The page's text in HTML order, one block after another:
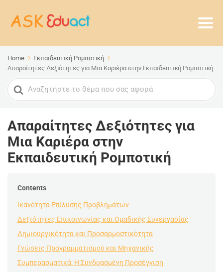
Home
Εκπαιδευτική Ρομποτική
Απαραίτητες Δεξιότητες για Μια Καριέρα στην Εκπαιδευτική Ρομποτική
Search
For
Απαραίτητες Δεξιότητες για
Μια Καριέρα στην
Εκπαιδευτική Ρομποτική
Contents
Ικανότητα Επίλυσης Προβλημάτων
Δεξιότητες Επικοινωνίας και Ομαδικής Συνεργασίας
Δημιουργικότητα και Προσαρμοστικότητα
Γνώσεις Προγραμματισμού και Μηχανικής
Συμπερασματικά: Η Συνδυασμένη Προσέγγιση